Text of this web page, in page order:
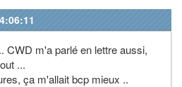
CWD m'a parlé en lettre aussi,
...
ça m'allait bcp mieux ..